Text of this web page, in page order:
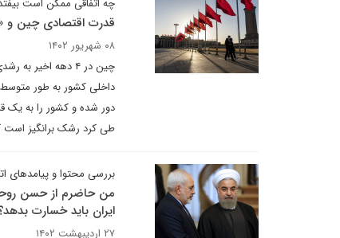
چه اتفاقی ممکن است
قدرت اقتصادی چین و
۰۸ شهریور ۱۴۰۲
دور شده و کشور را به یک
طی کرد رشک برانگیز است
بررسی محتوا و پیامدهای
من حاضرم از حسن
ایران باید خسارت
۲۷ اردیبهشت ۱۴۰۲